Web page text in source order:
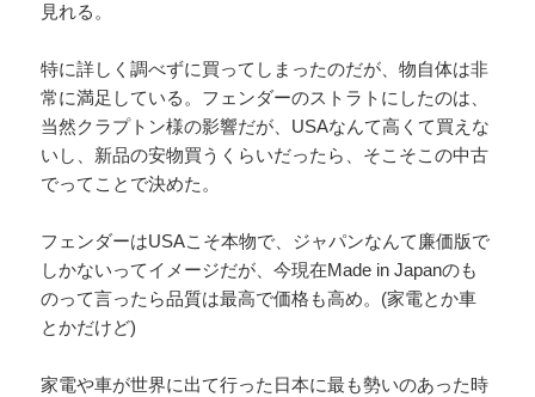
見れる。
特に詳しく調べずに買ってしまったのだが、物自体は非
常に満足している。フェンダーのストラトにしたのは、
当然クラプトン様の影響だが、USAなんて高くて買えな
いし、新品の安物買うくらいだったら、そこそこの中古
でってことで決めた。
フェンダーはUSAこそ本物で、ジャパンなんて廉価版で
しかないってイメージだが、今現在Made in Japanのも
のって言ったら品質は最高で価格も高め。(家電とか車
とかだけど)
家電や車が世界に出て行った日本に最も勢いのあった時